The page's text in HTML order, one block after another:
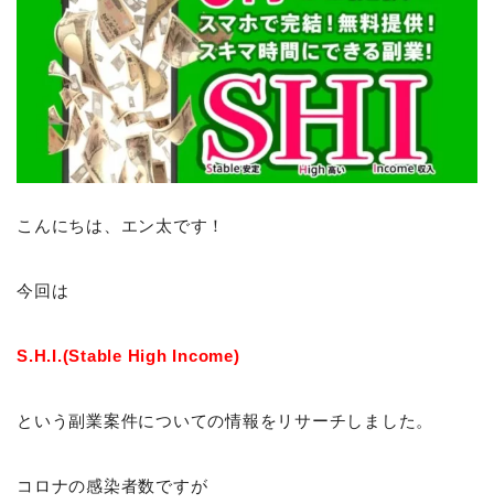
こんにちは、エン太です！
今回は
S.H.I.(Stable High Income)
という副業案件についての情報をリサーチしました。
コロナの感染者数ですが